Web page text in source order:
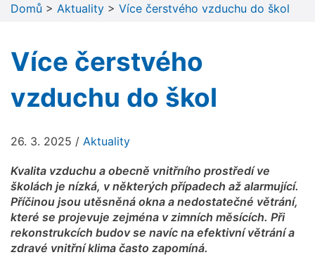
Domů > Aktuality > Více čerstvého vzduchu do škol
Více čerstvého
vzduchu do škol
26. 3. 2025 / Aktuality
Kvalita vzduchu a obecně vnitřního prostředí ve
školách je nízká, v některých případech až alarmující.
Příčinou jsou utěsněná okna a nedostatečné větrání,
které se projevuje zejména v zimních měsících. Při
rekonstrukcích budov se navíc na efektivní větrání a
zdravé vnitřní klima často zapomíná.